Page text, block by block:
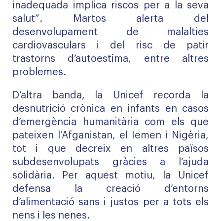
inadequada implica riscos per a la seva
salut”. Martos alerta del
desenvolupament de malalties
cardiovasculars i del risc de patir
trastorns d’autoestima, entre altres
problemes.
D’altra banda, la Unicef recorda la
desnutrició crònica en infants en casos
d’emergència humanitària com els que
pateixen l’Afganistan, el Iemen i Nigèria,
tot i que decreix en altres països
subdesenvolupats gràcies a l’ajuda
solidària. Per aquest motiu, la Unicef
defensa la creació d’entorns
d’alimentació sans i justos per a tots els
nens i les nenes.